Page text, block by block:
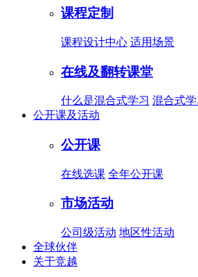
课程定制
课程设计中心 适用场景
在线及翻转课堂
什么是混合式学习 混合式
公开课及活动
公开课
在线选课 全年公开课
市场活动
公司级活动 地区性活动
全球伙伴
关于竞越